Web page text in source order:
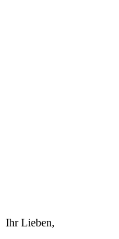
Ihr Lieben,